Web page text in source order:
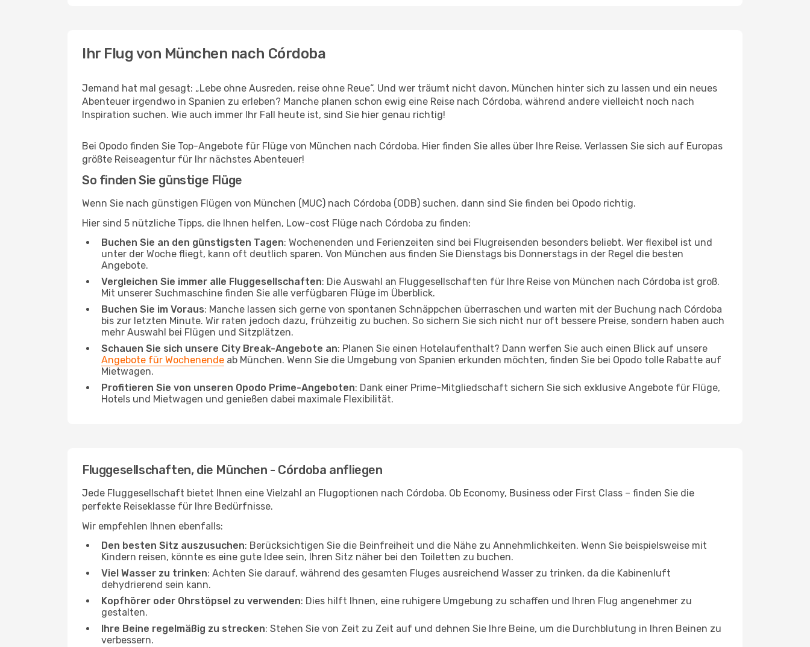
Ihr Flug von München nach Córdoba
Jemand hat mal gesagt: „Lebe ohne Ausreden, reise ohne Reue“. Und wer träumt nicht davon, München hinter sich zu lassen und ein neues
Abenteuer irgendwo in Spanien zu erleben? Manche planen schon ewig eine Reise nach Córdoba, während andere vielleicht noch nach
Inspiration suchen. Wie auch immer Ihr Fall heute ist, sind Sie hier genau richtig!
Bei Opodo finden Sie Top-Angebote für Flüge von München nach Córdoba. Hier finden Sie alles über Ihre Reise. Verlassen Sie sich auf Europas
größte Reiseagentur für Ihr nächstes Abenteuer!
So finden Sie günstige Flüge
Wenn Sie nach günstigen Flügen von München (MUC) nach Córdoba (ODB) suchen, dann sind Sie finden bei Opodo richtig.
Hier sind 5 nützliche Tipps, die Ihnen helfen, Low-cost Flüge nach Córdoba zu finden:
Buchen Sie an den günstigsten Tagen: Wochenenden und Ferienzeiten sind bei Flugreisenden besonders beliebt. Wer flexibel ist und
unter der Woche fliegt, kann oft deutlich sparen. Von München aus finden Sie Dienstags bis Donnerstags in der Regel die besten
Angebote.
Vergleichen Sie immer alle Fluggesellschaften: Die Auswahl an Fluggesellschaften für Ihre Reise von München nach Córdoba ist groß.
Mit unserer Suchmaschine finden Sie alle verfügbaren Flüge im Überblick.
Buchen Sie im Voraus: Manche lassen sich gerne von spontanen Schnäppchen überraschen und warten mit der Buchung nach Córdoba
bis zur letzten Minute. Wir raten jedoch dazu, frühzeitig zu buchen. So sichern Sie sich nicht nur oft bessere Preise, sondern haben auch
mehr Auswahl bei Flügen und Sitzplätzen.
Schauen Sie sich unsere City Break-Angebote an: Planen Sie einen Hotelaufenthalt? Dann werfen Sie auch einen Blick auf unsere
Angebote für Wochenende ab München. Wenn Sie die Umgebung von Spanien erkunden möchten, finden Sie bei Opodo tolle Rabatte auf
Mietwagen.
Profitieren Sie von unseren Opodo Prime-Angeboten: Dank einer Prime-Mitgliedschaft sichern Sie sich exklusive Angebote für Flüge,
Hotels und Mietwagen und genießen dabei maximale Flexibilität.
Fluggesellschaften, die München - Córdoba anfliegen
Jede Fluggesellschaft bietet Ihnen eine Vielzahl an Flugoptionen nach Córdoba. Ob Economy, Business oder First Class – finden Sie die
perfekte Reiseklasse für Ihre Bedürfnisse.
Wir empfehlen Ihnen ebenfalls:
Den besten Sitz auszusuchen: Berücksichtigen Sie die Beinfreiheit und die Nähe zu Annehmlichkeiten. Wenn Sie beispielsweise mit
Kindern reisen, könnte es eine gute Idee sein, Ihren Sitz näher bei den Toiletten zu buchen.
Viel Wasser zu trinken: Achten Sie darauf, während des gesamten Fluges ausreichend Wasser zu trinken, da die Kabinenluft
dehydrierend sein kann.
Kopfhörer oder Ohrstöpsel zu verwenden: Dies hilft Ihnen, eine ruhigere Umgebung zu schaffen und Ihren Flug angenehmer zu
gestalten.
Ihre Beine regelmäßig zu strecken: Stehen Sie von Zeit zu Zeit auf und dehnen Sie Ihre Beine, um die Durchblutung in Ihren Beinen zu
verbessern.